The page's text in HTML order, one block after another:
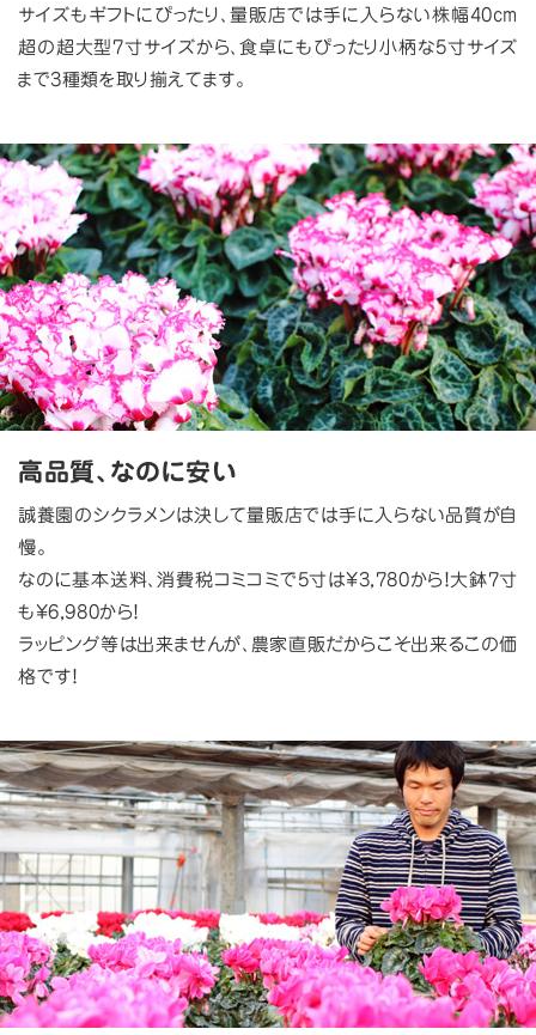
サイズもギフトにぴったり、量販店では手に入らない株幅40cm
超の超大型7寸サイズから、食卓にもぴったり小柄な5寸サイズ
まで3種類を取り揃えてます。
高品質、なのに安い
誠養園のシクラメンは決して量販店では手に入らない品質が自
慢。
なのに基本送料、消費税コミコミで5寸は¥3,780から！大鉢7寸
も¥6,980から！
ラッピング等は出来ませんが、農家直販だからこそ出来るこの価
格です！